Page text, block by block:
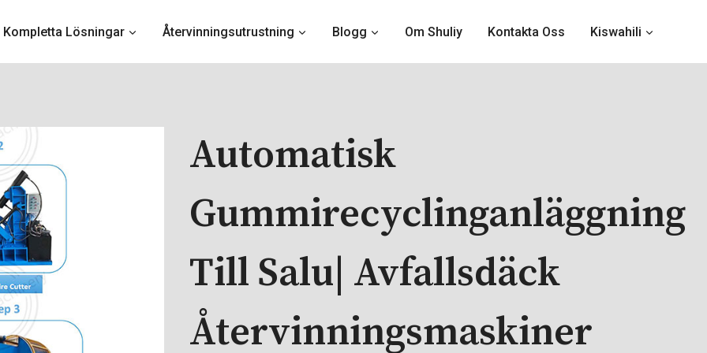
Kompletta Lösningar Återvinningsutrustning Blogg Om Shuliy Kontakta Oss Kiswahili
Automatisk
Gummirecyclinganläggning
Till Salu| Avfallsdäck
Återvinningsmaskiner